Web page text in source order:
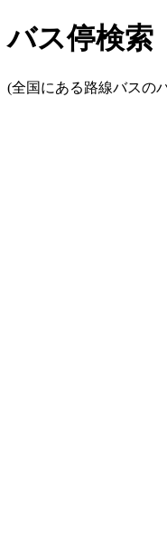
バス停検索
(全国にある路線バスの